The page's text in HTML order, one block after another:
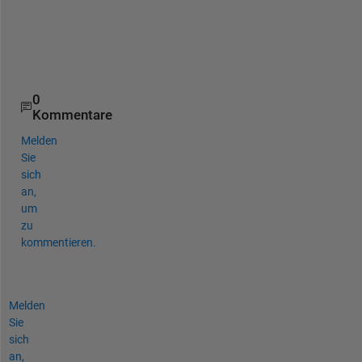
0
Kommentare
Melden
Sie
sich
an,
um
zu
kommentieren.
Melden
Sie
sich
an,